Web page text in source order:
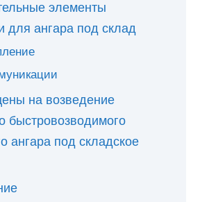
элементы
для ангара под склад
на возведение
быстровозводимого
ангара под складское